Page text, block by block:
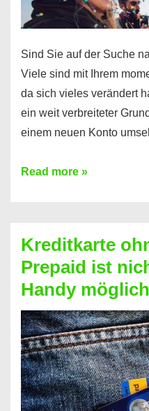
Sind Sie auf der Suche
Viele sind mit Ihrem
da sich vieles verändert
ein weit verbreiteter
einem neuen Konto
Konto
Neueröffnung
trotz
Schufaeintrag
möglich
Read more »
Kreditkarte
Prepaid ist
Handy